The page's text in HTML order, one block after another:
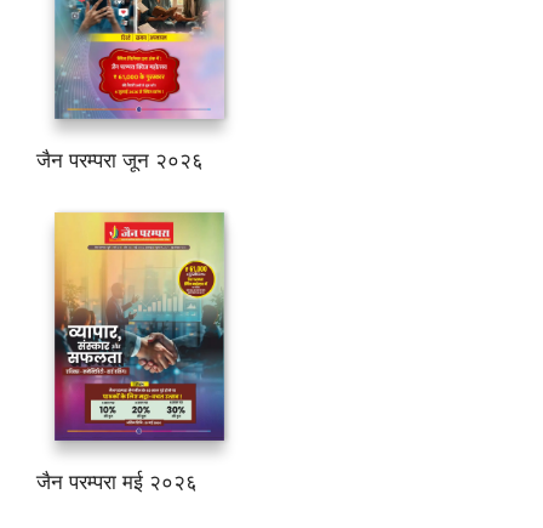
जैन परम्परा जून २०२६
जैन परम्परा मई २०२६